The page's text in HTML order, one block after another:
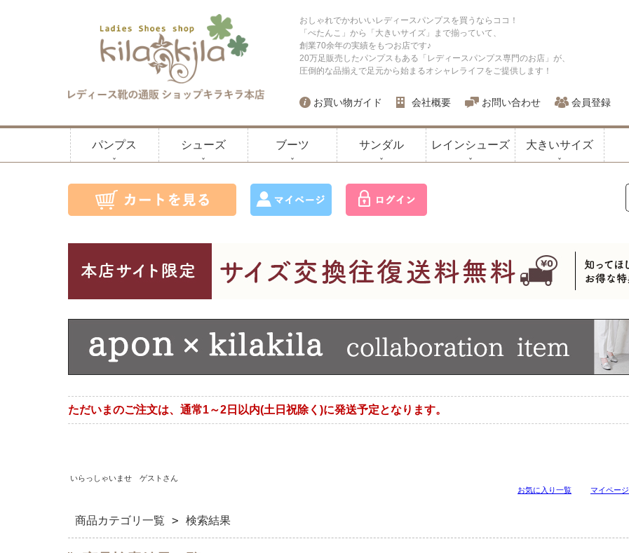
おしゃれでかわいいレディースパンプスを買うならココ！
「ぺたんこ」から「大きいサイズ」まで揃っていて、
創業70余年の実績をもつお店です♪
20万足販売したパンプスもある「レディースパンプス専門のお店」が、
圧倒的な品揃えで足元から始まるオシャレライフをご提供します！
お買い物ガイド 会社概要 お問い合わせ 会員登録
パンプス シューズ ブーツ サンダル レインシューズ 大きいサイズ
ただいまのご注文は、通常1～2日以内(土日祝除く)に発送予定となります。
いらっしゃいませ ゲストさん
お気に入り一覧
マイページ
商品カテゴリ一覧 > 検索結果